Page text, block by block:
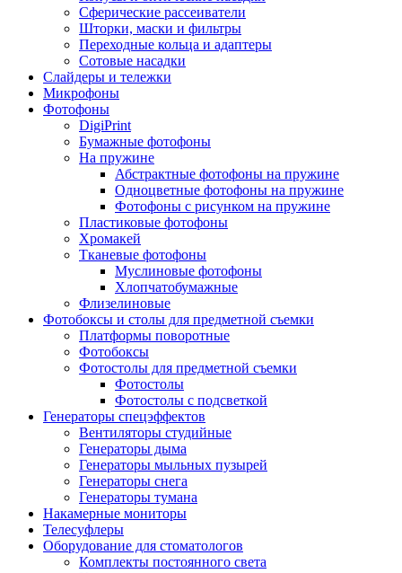
Сферические рассеиватели
Шторки, маски и фильтры
Переходные кольца и адаптеры
Сотовые насадки
Слайдеры и тележки
Микрофоны
Фотофоны
DigiPrint
Бумажные фотофоны
На пружине
Абстрактные фотофоны на пружине
Одноцветные фотофоны на пружине
Фотофоны с рисунком на пружине
Пластиковые фотофоны
Хромакей
Тканевые фотофоны
Муслиновые фотофоны
Хлопчатобумажные
Флизелиновые
Фотобоксы и столы для предметной съемки
Платформы поворотные
Фотобоксы
Фотостолы для предметной съемки
Фотостолы
Фотостолы с подсветкой
Генераторы спецэффектов
Вентиляторы студийные
Генераторы дыма
Генераторы мыльных пузырей
Генераторы снега
Генераторы тумана
Накамерные мониторы
Телесуфлеры
Оборудование для стоматологов
Комплекты постоянного света